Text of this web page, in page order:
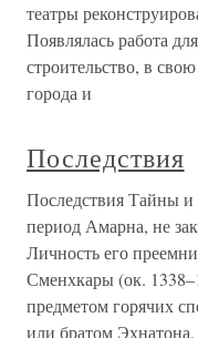
театры
Появлялась работа
строительство, в
города и
Последствия
Последствия Тайны
период Амарна, не
Личность его
Сменхкары (ок.
предметом горячих
или братом